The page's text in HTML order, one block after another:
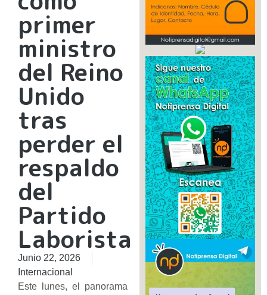
primer
ministro
del Reino
Unido
tras
perder el
respaldo
del
Partido
Laborista
Junio 22, 2026
Internacional
Este lunes, el panorama